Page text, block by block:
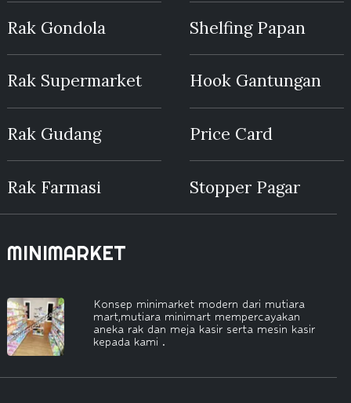
Rak Gondola
Rak Supermarket
Rak Gudang
Rak Farmasi
Shelfing Papan
Hook Gantungan
Price Card
Stopper Pagar
MINIMARKET
Konsep minimarket modern dari mutiara
mart,mutiara minimart mempercayakan
aneka rak dan meja kasir serta mesin kasir
kepada kami .